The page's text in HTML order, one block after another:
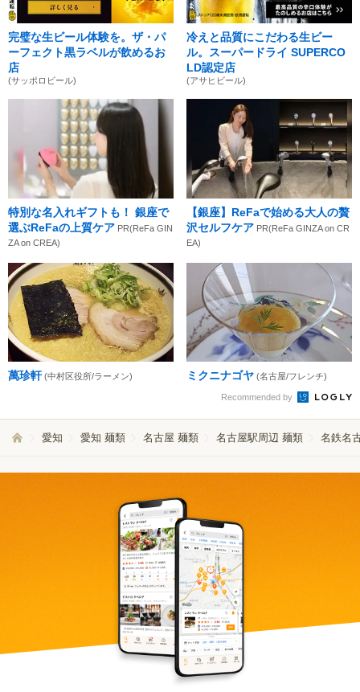
完璧な生ビール体験を。ザ・パ
ーフェクト黒ラベルが飲めるお
店
(サッポロビール)
冷えと品質にこだわる生ビー
ル。スーパードライ SUPERCO
LD認定店
(アサヒビール)
特別な名入れギフトも！ 銀座で
選ぶReFaの上質ケア PR(ReFa GIN
ZA on CREA)
【銀座】ReFaで始める大人の贅
沢セルフケア PR(ReFa GINZA on CR
EA)
萬珍軒 (中村区役所/ラーメン) ミクニナゴヤ (名古屋/フレンチ)
Recommended by
愛知 愛知 麺類 名古屋 麺類 名古屋駅周辺 麺類 名鉄名